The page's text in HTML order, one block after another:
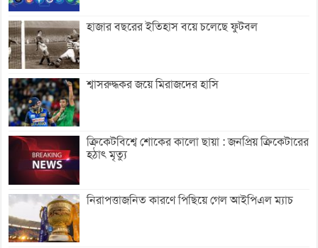
হাজার বছরের ইতিহাস বয়ে চলেছে ফুটবল
শ্বাসরুদ্ধকর জয়ে মিরাজদের হাসি
ক্রিকেটবিশ্বে শোকের কালো ছায়া : জনপ্রিয় ক্রিকেটারের
হঠাৎ মৃত্যু
নিরাপত্তাজনিত কারণে পিছিয়ে গেল আইপিএল ম্যাচ